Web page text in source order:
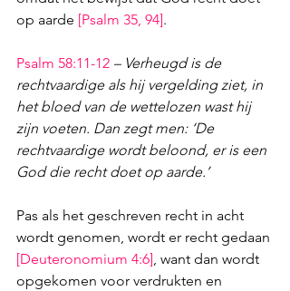
op aarde [Psalm 35, 94].
Psalm 58:11-12 – Verheugd is de
rechtvaardige als hij vergelding ziet, in
het bloed van de wettelozen wast hij
zijn voeten. Dan zegt men: ‘De
rechtvaardige wordt beloond, er is een
God die recht doet op aarde.’
Pas als het geschreven recht in acht
wordt genomen, wordt er recht gedaan
[Deuteronomium 4:6], want dan wordt
opgekomen voor verdrukten en